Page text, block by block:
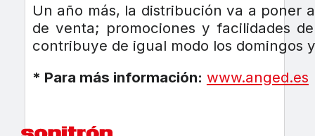
Un año más, la distribución va a poner
de venta; promociones y facilidades
contribuye de igual modo los domingos
* Para más información: www.anged.es